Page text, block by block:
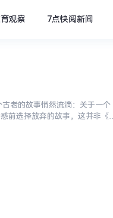
观察 7点快阅新闻
老的故事悄然流淌：关于一个
前选择放弃的故事，这并非《魔